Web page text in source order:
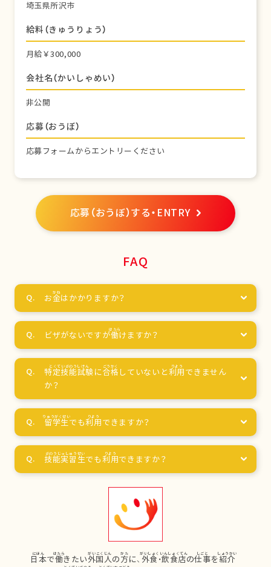
埼玉県所沢市
給料（きゅうりょう）
月給￥300,000
会社名（かいしゃめい）
非公開
応募（おうぼ）
応募フォームからエントリーください
応募（おうぼ）する・ENTRY
FAQ
お金はかかりますか？
ビザがないですが働けますか？
特定技能試験に合格 していないと利用 できません
か？
留学生でも利用 できますか？
技能実習生でも利用できますか？
日本で働きたい外国人の方に、 外食 ・飲食店の仕事を紹介